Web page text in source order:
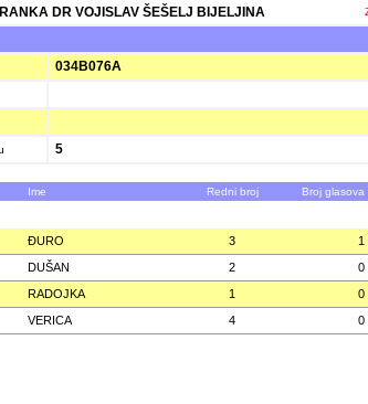
DR VOJISLAV ŠEŠELJ BIJELJINA
034B076A
5
Ime Redni broj Broj glasova
ÐURO 3 1
DUŠAN 2 0
RADOJKA 1 0
VERICA 4 0